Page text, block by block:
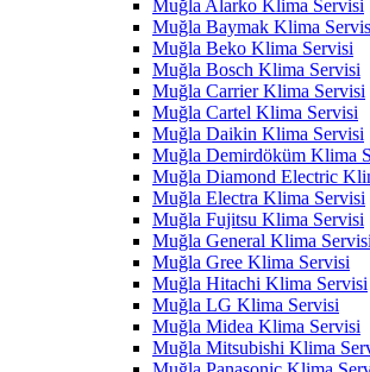
Muğla Alarko Klima Servisi
Muğla Baymak Klima
Muğla Beko Klima Servisi
Muğla Bosch Klima Servisi
Muğla Carrier Klima Servisi
Muğla Cartel Klima Servisi
Muğla Daikin Klima Servisi
Muğla Demirdöküm Klima
Muğla Diamond Electric
Muğla Electra Klima Servisi
Muğla Fujitsu Klima Servisi
Muğla General Klima Servisi
Muğla Gree Klima Servisi
Muğla Hitachi Klima Servisi
Muğla LG Klima Servisi
Muğla Midea Klima Servisi
Muğla Mitsubishi Klima